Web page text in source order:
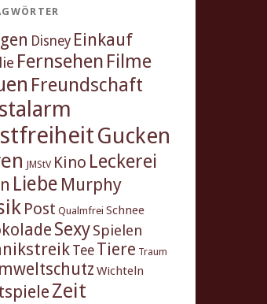
Disney Einkauf
Fernsehen Filme
Freundschaft
Gucken
JMStV Kino Leckerei
Liebe Murphy
Post Qualmfrei Schnee
SexySpielen
Tee Tiere Traum
Wichteln
Zeit